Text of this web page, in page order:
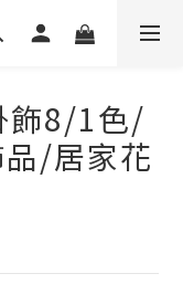
飾8/1色/
/居家花